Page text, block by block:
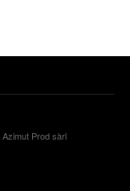
Azimut Prod sàrl